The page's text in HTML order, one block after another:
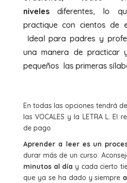
niveles diferentes, lo
practique con cientos de
Ideal para padres y
una manera de practicar
pequeños las primeras
En todas las opciones tendrá
las VOCALES y la LETRA L. El
de pago
Aprender a leer es un
durar más de un curso.
minutos al día y cada cierto
que ya se ha dado y siempre